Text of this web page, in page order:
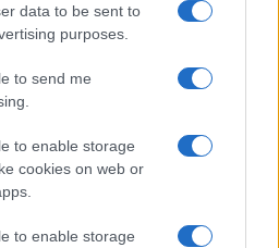
data to be sent to
purposes.
to send me
to enable storage
cookies on web or
to enable storage
székben pedig évente váltották
a Transilvaniei Facebook-